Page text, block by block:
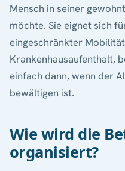
Mensch in seiner
möchte. Sie eignet sich
eingeschränkter
Krankenhausaufenthalt,
einfach dann, wenn der
bewältigen ist.
Wie wird die
organisiert?